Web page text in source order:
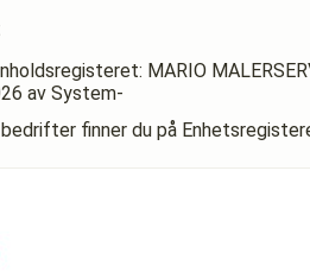
MARIO
av System-
finner du på